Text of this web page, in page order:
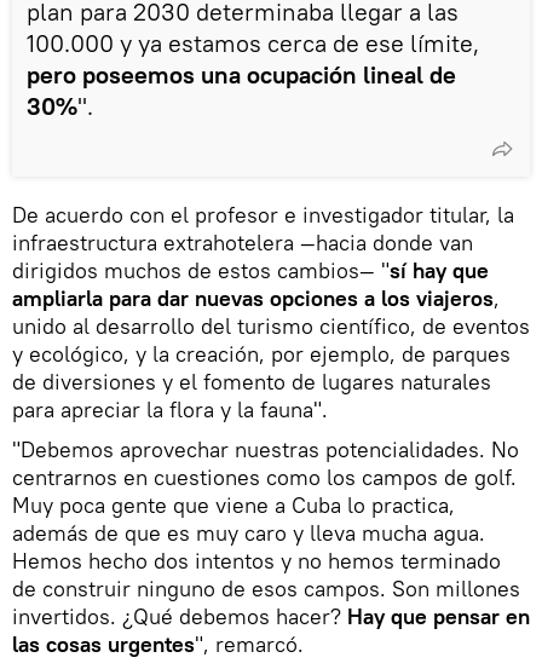
plan para 2030 determinaba llegar a las
100.000 y ya estamos cerca de ese límite,
pero poseemos una ocupación lineal de
30%".
De acuerdo con el profesor e investigador titular, la
infraestructura extrahotelera —hacia donde van
dirigidos muchos de estos cambios— "sí hay que
ampliarla para dar nuevas opciones a los viajeros,
unido al desarrollo del turismo científico, de eventos
y ecológico, y la creación, por ejemplo, de parques
de diversiones y el fomento de lugares naturales
para apreciar la flora y la fauna".
"Debemos aprovechar nuestras potencialidades. No
centrarnos en cuestiones como los campos de golf.
Muy poca gente que viene a Cuba lo practica,
además de que es muy caro y lleva mucha agua.
Hemos hecho dos intentos y no hemos terminado
de construir ninguno de esos campos. Son millones
invertidos. ¿Qué debemos hacer? Hay que pensar en
las cosas urgentes", remarcó.